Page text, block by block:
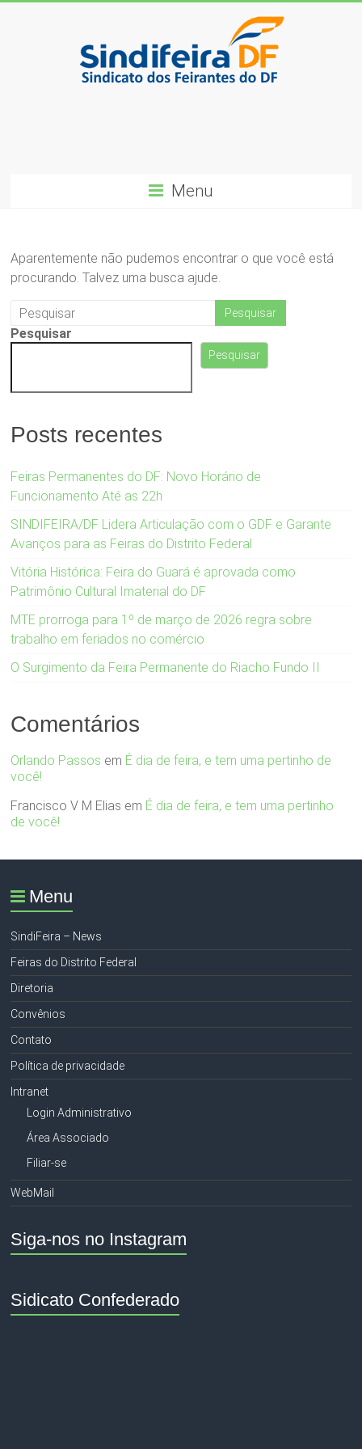
Menu
Aparentemente não pudemos encontrar o que você está
procurando. Talvez uma busca ajude.
Pesquisar
Pesquisar
Posts recentes
Feiras Permanentes do DF: Novo Horário de
Funcionamento Até as 22h
SINDIFEIRA/DF Lidera Articulação com o GDF e Garante
Avanços para as Feiras do Distrito Federal
Vitória Histórica: Feira do Guará é aprovada como
Patrimônio Cultural Imaterial do DF
MTE prorroga para 1º de março de 2026 regra sobre
trabalho em feriados no comércio
O Surgimento da Feira Permanente do Riacho Fundo II
Comentários
Orlando Passos em É dia de feira, e tem uma pertinho de
você!
Francisco V M Elias em É dia de feira, e tem uma pertinho
de você!
Menu
SindiFeira – News
Feiras do Distrito Federal
Diretoria
Convênios
Contato
Política de privacidade
Intranet
Login Administrativo
Área Associado
Filiar-se
WebMail
Siga-nos no Instagram
Sidicato Confederado